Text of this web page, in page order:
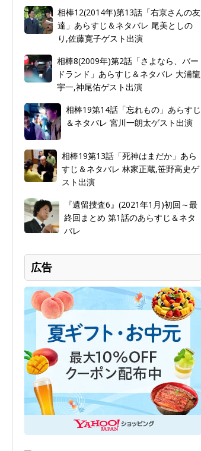
相棒12(2014年)第13話「右京さんの友
達」あらすじ＆ネタバレ 尾美としの
り,佐藤寛子ゲスト出演
相棒8(2009年)第2話「さよなら、バー
ドランド」あらすじ＆ネタバレ 大浦龍
宇一,神尾佑ゲスト出演
相棒19第14話「忘れもの」あらすじ
＆ネタバレ 宮川一朗太ゲスト出演
相棒19第13話「死神はまだか」あら
すじ＆ネタバレ 林家正蔵,笹野高史ゲ
スト出演
『遺留捜査6』(2021年1月)初回～最
終回まとめ 第1話のあらすじ＆ネタ
バレ
広告